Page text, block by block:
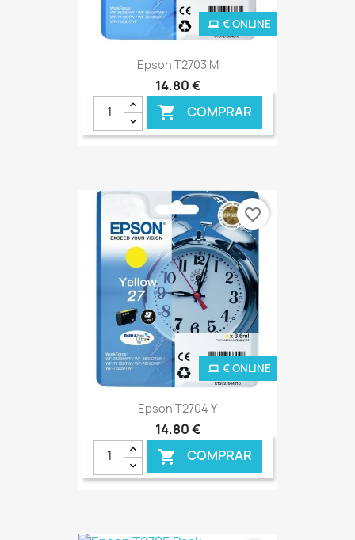
Epson T2703 M
14,80 €
 COMPRAR
€ ONLINE
Epson T2704 Y
14,80 €
 COMPRAR
€ ONLINE
favorite_border